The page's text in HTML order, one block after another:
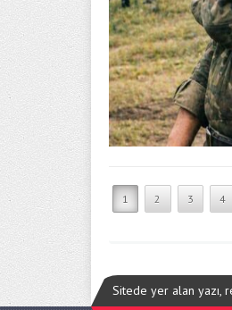
1 2 3 4
Sitede yer alan yazı,